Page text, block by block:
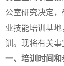
公室研究决定
业技能培训基
训。现将有关
一、培训时间和